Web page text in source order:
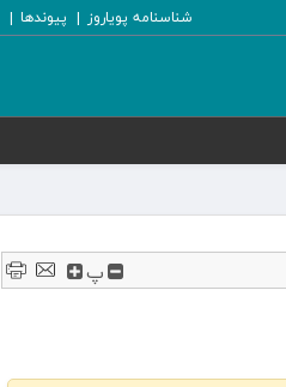
شناسنامه پویاروز پیوندها
پ